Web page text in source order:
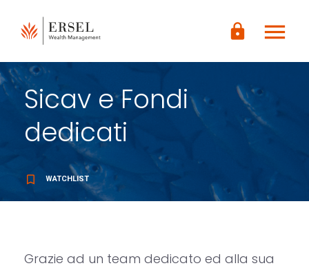
CONTENUTO
PRINCIPALE
PIÈ DI
PAGINA
lock menu
Sicav e Fondi
dedicati
bookmark_border WATCHLIST
Grazie ad un team dedicato ed alla sua